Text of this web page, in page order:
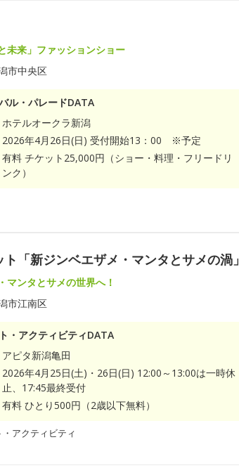
未来」ファッションショー
市中央区
ル・パレードDATA
ホテルオークラ新潟
2026年4月26日(日) 受付開始13：00 ※予定
有料 チケット25,000円（ショー・料理・フリードリ
ンク）
「新ジンベエザメ・マンタとサメの渦」
マンタとサメの世界へ！
市江南区
・アクティビティDATA
アピタ新潟亀田
2026年4月25日(土)・26日(日) 12:00～13:00は一時休
止、17:45最終受付
有料 ひとり500円（2歳以下無料）
アクティビティ